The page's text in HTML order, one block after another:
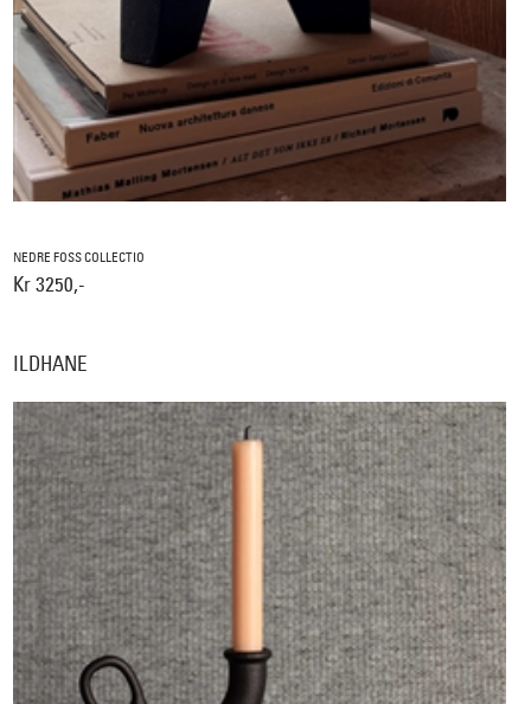
NEDRE FOSS COLLECTIO
Kr 3250,-
ILDHANE